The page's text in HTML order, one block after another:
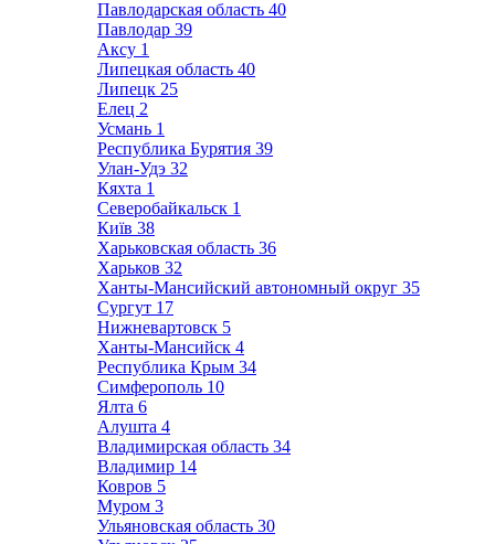
Павлодарская область 40
Павлодар 39
Аксу 1
Липецкая область 40
Липецк 25
Елец 2
Усмань 1
Республика Бурятия 39
Улан-Удэ 32
Кяхта 1
Северобайкальск 1
Київ 38
Харьковская область 36
Харьков 32
Ханты-Мансийский автономный округ 35
Сургут 17
Нижневартовск 5
Ханты-Мансийск 4
Республика Крым 34
Симферополь 10
Ялта 6
Алушта 4
Владимирская область 34
Владимир 14
Ковров 5
Муром 3
Ульяновская область 30